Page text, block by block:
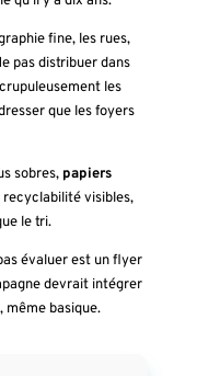
fine, les rues,
pas distribuer dans
les
que les foyers
sobres, papiers
visibles,
le tri.
évaluer est un flyer
devrait intégrer
même basique.